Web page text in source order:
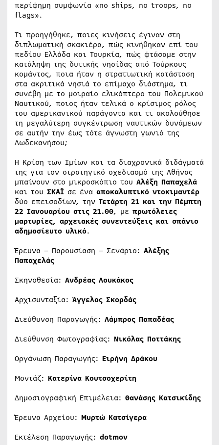
περίφημη συμφωνία «no ships, no troops, no
flags».
Τι προηγήθηκε, ποιες κινήσεις έγιναν στη
διπλωματική σκακιέρα, πώς κινήθηκαν επί του
πεδίου Ελλάδα και Τουρκία, πώς φτάσαμε στην
κατάληψη της δυτικής νησίδας από Τούρκους
κομάντος, ποια ήταν η στρατιωτική κατάσταση
στα ακριτικά νησιά το επίμαχο διάστημα, τι
συνέβη με το μοιραίο ελικόπτερο του Πολεμικού
Ναυτικού, ποιος ήταν τελικά ο κρίσιμος ρόλος
του αμερικανικού παράγοντα και τι ακολούθησε
τη μεγαλύτερη συγκέντρωση ναυτικών δυνάμεων
σε αυτήν την έως τότε άγνωστη γωνιά της
Δωδεκανήσου;
Η Κρίση των Ιμίων και τα διαχρονικά διδάγματά
της για τον στρατηγικό σχεδιασμό της Αθήνας
μπαίνουν στο μικροσκόπιο του Αλέξη Παπαχελά
και του ΣΚΑΪ σε ένα αποκαλυπτικό ντοκιμαντέρ
δύο επεισοδίων, την Τετάρτη 21 και την Πέμπτη
22 Ιανουαρίου στις 21.00, με πρωτόλειες
μαρτυρίες, αρχειακές συνεντεύξεις και σπάνιο
αδημοσίευτο υλικό.
Έρευνα – Παρουσίαση – Σενάριο: Αλέξης
Παπαχελάς
Σκηνοθεσία: Ανδρέας Λουκάκος
Αρχισυνταξία: Άγγελος Σκορδάς
Διεύθυνση Παραγωγής: Λάμπρος Παπαδέας
Διεύθυνση Φωτογραφίας: Νικόλας Ποττάκης
Οργάνωση Παραγωγής: Ειρήνη Δράκου
Μοντάζ: Κατερίνα Κουτσοχερίτη
Δημοσιογραφική Επιμέλεια: Θανάσης Κατσικίδης
Έρευνα Αρχείου: Μυρτώ Κατσίγερα
Εκτέλεση Παραγωγής: dotmov